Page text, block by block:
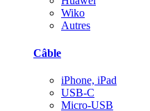
Wiko
Autres
Câble
iPhone, iPad
USB-C
Micro-USB